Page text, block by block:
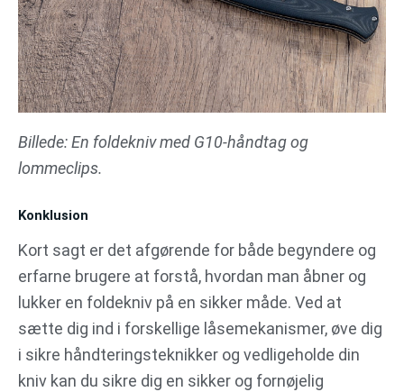
Billede: En foldekniv med G10-håndtag og
lommeclips.
Konklusion
Kort sagt er det afgørende for både begyndere og
erfarne brugere at forstå, hvordan man åbner og
lukker en foldekniv på en sikker måde. Ved at
sætte dig ind i forskellige låsemekanismer, øve dig
i sikre håndteringsteknikker og vedligeholde din
kniv kan du sikre dig en sikker og fornøjelig